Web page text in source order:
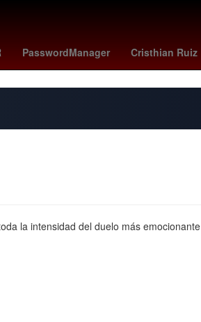
PasswordManager Cristhian Ruiz
marvel rivals Oficina de la
la intensidad del duelo más